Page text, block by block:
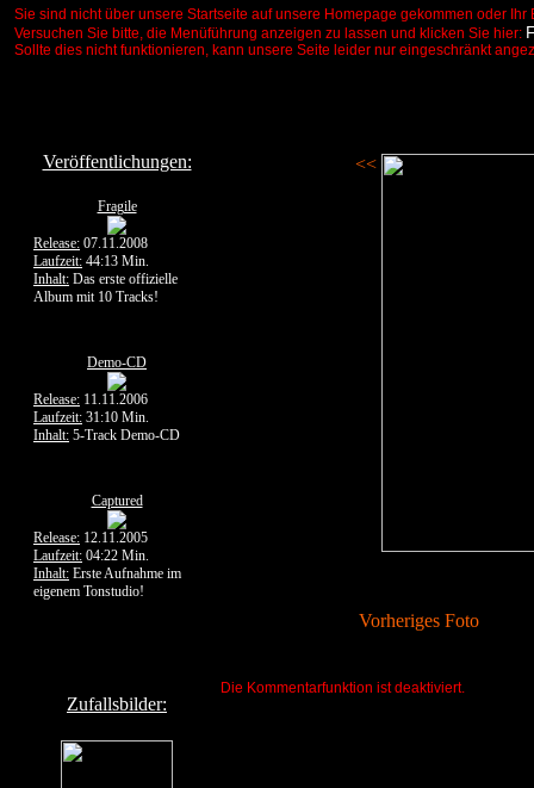
Sie sind nicht über unsere Startseite auf unsere Homepage gekommen oder
Versuchen Sie bitte, die Menüführung anzeigen zu lassen und klicken Sie hier:
Sollte dies nicht funktionieren, kann unsere Seite leider nur eingeschränkt
Veröffentlichungen:
Fragile
Release: 07.11.2008
Laufzeit: 44:13 Min.
Inhalt: Das erste offizielle
Album mit 10 Tracks!
Demo-CD
Release: 11.11.2006
Laufzeit: 31:10 Min.
Inhalt: 5-Track Demo-CD
Captured
Release: 12.11.2005
Laufzeit: 04:22 Min.
Inhalt: Erste Aufnahme im
eigenem Tonstudio!
Zufallsbilder:
<<
Vorheriges Foto
Die Kommentarfunktion ist deaktiviert.